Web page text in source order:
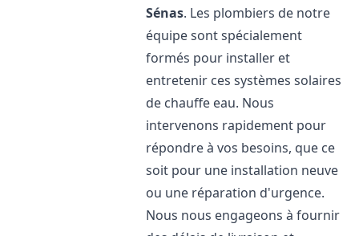
Sénas. Les plombiers de notre
équipe sont spécialement
formés pour installer et
entretenir ces systèmes solaires
de chauffe eau. Nous
intervenons rapidement pour
répondre à vos besoins, que ce
soit pour une installation neuve
ou une réparation d'urgence.
Nous nous engageons à fournir